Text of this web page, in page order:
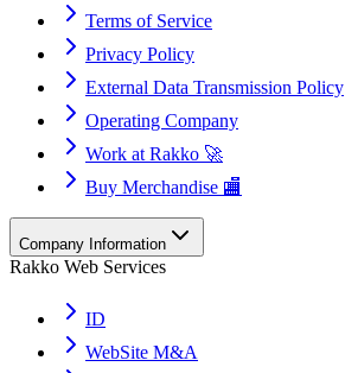
Terms of Service
Privacy Policy
External Data Transmission Policy
Operating Company
Work at Rakko 🚀
Buy Merchandise 🏬
Company Information
Rakko Web Services
ID
WebSite M&A